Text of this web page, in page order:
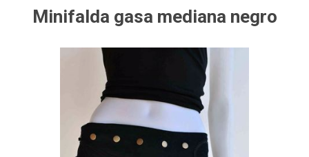
Minifalda gasa mediana negro